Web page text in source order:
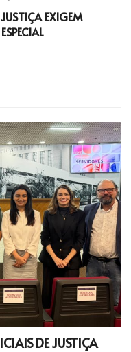
EXIGEM
DE JUSTIÇA